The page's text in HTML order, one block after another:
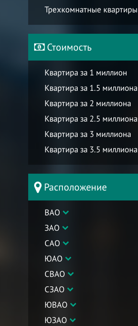
Трехкомнатные квартиры
Стоимость
Квартира за 1 миллион
Квартира за 1.5 миллиона
Квартира за 2 миллиона
Квартира за 2.5 миллиона
Квартира за 3 миллиона
Квартира за 3.5 миллиона
Расположение
ВАО
ЗАО
САО
ЮАО
СВАО
СЗАО
ЮВАО
ЮЗАО